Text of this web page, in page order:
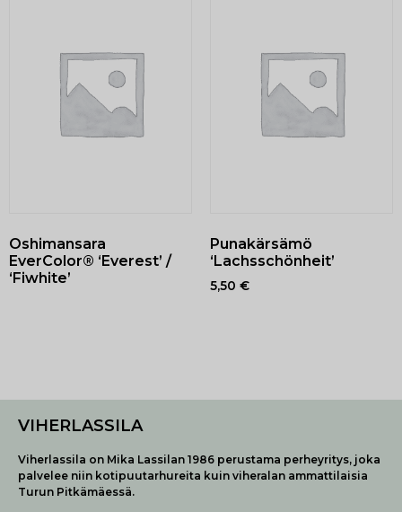
Oshimansara
EverColor® ‘Everest’ /
‘Fiwhite’
Punakärsämö
‘Lachsschönheit’
5,50 €
VIHERLASSILA
Viherlassila on Mika Lassilan 1986 perustama perheyritys, joka
palvelee niin kotipuutarhureita kuin viheralan ammattilaisia
Turun Pitkämäessä.